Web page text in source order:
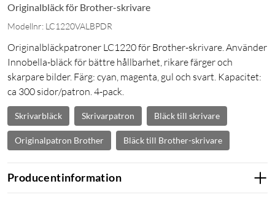
Originalbläck för Brother-skrivare
Modellnr: LC1220VALBPDR
Originalbläckpatroner LC1220 för Brother-skrivare. Använder
Innobella-bläck för bättre hållbarhet, rikare färger och
skarpare bilder. Färg: cyan, magenta, gul och svart. Kapacitet:
ca 300 sidor/patron. 4-pack.
Skrivarbläck Skrivarpatron Bläck till skrivare
Originalpatron Brother Bläck till Brother-skrivare
Producentinformation